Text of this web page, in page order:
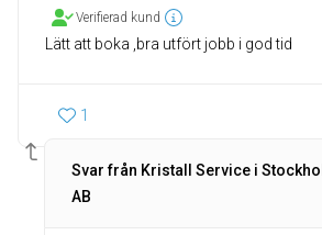
Verifierad kund
Lätt att boka ,bra utfört jobb i god tid
1
Svar från Kristall Service i
AB